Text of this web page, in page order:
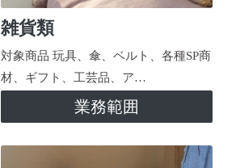
雑貨類
対象商品 玩具、傘、ベルト、各種SP商
材、ギフト、工芸品、ア…
業務範囲